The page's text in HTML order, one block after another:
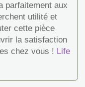
parfaitement aux
utilité et
cette pièce
la satisfaction
chez vous ! Life